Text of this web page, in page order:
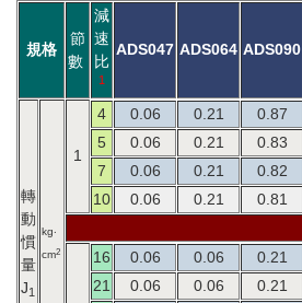
規格
節
數
減
速
比
1
ADS047 ADS064 ADS090
轉
動
慣
量
J1
kg‧
cm2
1
4 0.06 0.21 0.87
5
0.06 0.21 0.83
7
0.06 0.21 0.82
10
0.06 0.21 0.81
16 0.06 0.06 0.21
21
0.06 0.06 0.21